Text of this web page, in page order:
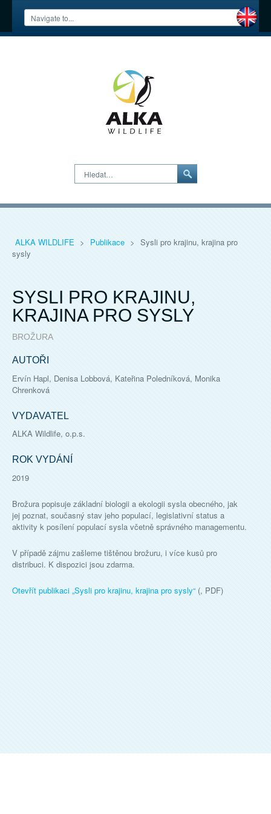
Hledat…
ALKA WILDLIFE > Publikace > Sysli pro krajinu, krajina pro
sysly
SYSLI PRO KRAJINU,
KRAJINA PRO SYSLY
BROŽURA
AUTOŘI
Ervín Hapl, Denisa Lobbová, Kateřina Poledníková, Monika
Chrenková
VYDAVATEL
ALKA Wildlife, o.p.s.
ROK VYDÁNÍ
2019
Brožura popisuje základní biologii a ekologii sysla obecného, jak
jej poznat, současný stav jeho populací, legislativní status a
aktivity k posílení populací sysla včetně správného managementu.
V případě zájmu zašleme tištěnou brožuru, i více kusů pro
distribuci. K dispozici jsou zdarma.
Otevřít publikaci „Sysli pro krajinu, krajina pro sysly“ (, PDF)